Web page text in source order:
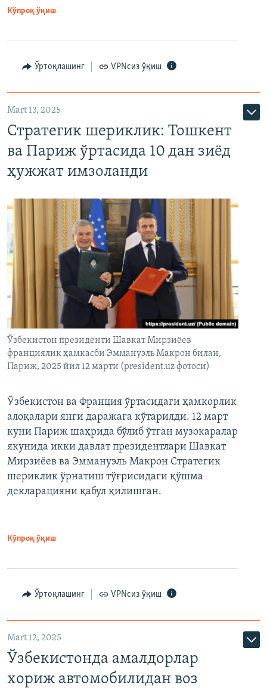
Кўпроқ ўқиш
Ўртоқлашинг VPNсиз ўқиш
Mart 13, 2025
Стратегик шериклик: Тошкент
ва Париж ўртасида 10 дан зиёд
ҳужжат имзоланди
Ўзбекистон президенти Шавкат Мирзиёев
франциялик ҳамкасби Эммануэль Макрон билан,
Париж, 2025 йил 12 марти (president.uz фотоси)
Ўзбекистон ва Франция ўртасидаги ҳамкорлик
алоқалари янги даражага кўтарилди. 12 март
куни Париж шаҳрида бўлиб ўтган музокаралар
якунида икки давлат президентлари Шавкат
Мирзиёев ва Эммануэль Макрон Стратегик
шериклик ўрнатиш тўғрисидаги қўшма
декларацияни қабул қилишган.
Кўпроқ ўқиш
Ўртоқлашинг VPNсиз ўқиш
Mart 12, 2025
Ўзбекистонда амалдорлар
хориж автомобилидан воз